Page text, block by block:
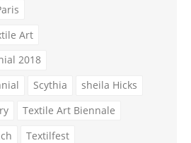
Art
2018
Scythia
sheila Hicks
Textile Art Biennale
Textilfest